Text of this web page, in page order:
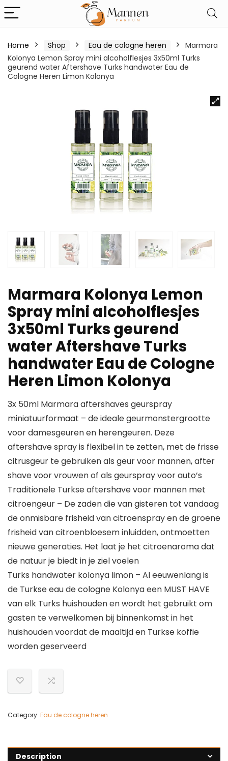
Home Shop Eau de cologne heren
Marmara
Kolonya Lemon Spray mini alcoholflesjes 3x50ml Turks
geurend water Aftershave Turks handwater Eau de
Cologne Heren Limon Kolonya
Marmara Kolonya Lemon
Spray mini alcoholflesjes
3x50ml Turks geurend
water Aftershave Turks
handwater Eau de Cologne
Heren Limon Kolonya
3x 50ml Marmara aftershaves geurspray
miniatuurformaat – de ideale geurmonstergrootte
voor damesgeuren en herengeuren. Deze
aftershave spray is flexibel in te zetten, met de frisse
citrusgeur te gebruiken als geur voor mannen, after
shave voor vrouwen of als geurspray voor auto’s
Traditionele Turkse aftershave voor mannen met
citroengeur – De zaden die van gisteren tot vandaag
de onmisbare frisheid van citroenspray en de groene
frisheid van citroenbloesem inluidden, ontmoetten
nieuwe generaties. Het laat je het citroenaroma dat
de natuur je biedt in je ziel voelen
Turks handwater kolonya limon – Al eeuwenlang is
de Turkse eau de cologne Kolonya een MUST HAVE
van elk Turks huishouden en wordt het gebruikt om
gasten te verwelkomen bij binnenkomst in het
huishouden voordat de maaltijd en Turkse koffie
worden geserveerd
Category: Eau de cologne heren
Description